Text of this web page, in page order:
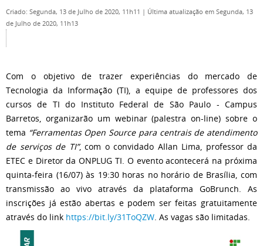
Criado: Segunda, 13 de Julho de 2020, 11h11 | Última atualização em Segunda, 13
de Julho de 2020, 11h13
Com o objetivo de trazer experiências do mercado de
Tecnologia da Informação (TI), a equipe de professores dos
cursos de TI do Instituto Federal de São Paulo - Campus
Barretos, organizarão um webinar (palestra on-line) sobre o
tema “Ferramentas Open Source para centrais de atendimento
de serviços de TI”, com o convidado Allan Lima, professor da
ETEC e Diretor da ONPLUG TI. O evento acontecerá na próxima
quinta-feira (16/07) às 19:30 horas no horário de Brasília, com
transmissão ao vivo através da plataforma GoBrunch. As
inscrições já estão abertas e podem ser feitas gratuitamente
através do link https://bit.ly/31ToQZW. As vagas são limitadas.